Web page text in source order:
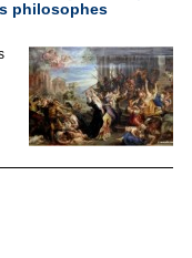
philosophes